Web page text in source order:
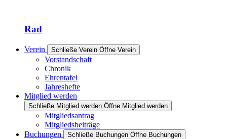
Rad
Verein Schließe Verein Öffne Verein
Vorstandschaft
Chronik
Ehrentafel
Jahreshefte
Mitglied werden
Schließe Mitglied werden Öffne Mitglied werden
Mitgliedsantrag
Mitgliedsbeiträge
Buchungen
Schließe Buchungen Öffne Buchungen